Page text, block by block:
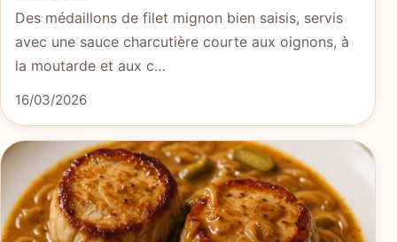
Des médaillons de filet mignon bien saisis, servis
avec une sauce charcutière courte aux oignons, à
la moutarde et aux c…
16/03/2026